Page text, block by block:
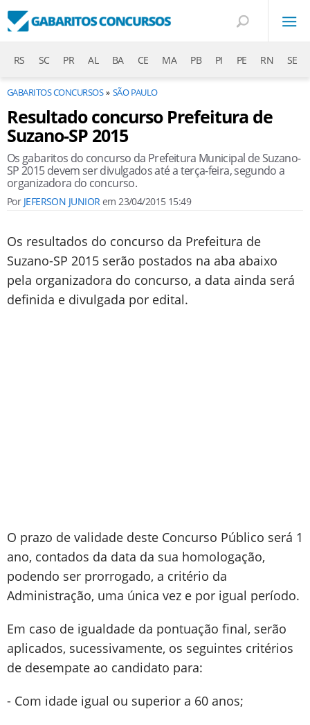
RS SC PR AL BA CE MA PB PI PE RN SE
GABARITOS CONCURSOS SÃO PAULO
Resultado concurso Prefeitura de
Suzano-SP 2015
Os gabaritos do concurso da Prefeitura Municipal de Suzano-
SP 2015 devem ser divulgados até a terça-feira, segundo a
organizadora do concurso.
Por JEFERSON JUNIORem23/04/2015 15:49
Os resultados do concurso da Prefeitura de
Suzano-SP 2015 serão postados na aba abaixo
pela organizadora do concurso, a data ainda será
definida e divulgada por edital.
O prazo de validade deste Concurso Público será 1
ano, contados da data da sua homologação,
podendo ser prorrogado, a critério da
Administração, uma única vez e por igual período.
Em caso de igualdade da pontuação final, serão
aplicados, sucessivamente, os seguintes critérios
de desempate ao candidato para:
- Com idade igual ou superior a 60 anos;